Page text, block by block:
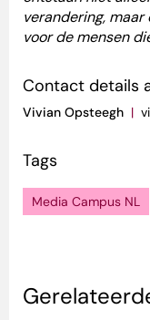
verandering,
voor de mensen
Contact details
Vivian Opsteegh |
Tags
Media Campus NL